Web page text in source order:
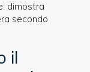
dimostra
secondo
il